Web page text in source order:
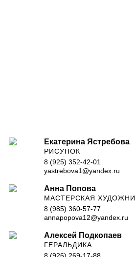
Екатерина Ястребова
РИСУНОК
8 (925) 352-42-01
yastrebova1@yandex.ru
Анна Попова
МАСТЕРСКАЯ
8 (985) 360-57-77
annapopova12@yandex.ru
Алексей Подкопаев
ГЕРАЛЬДИКА